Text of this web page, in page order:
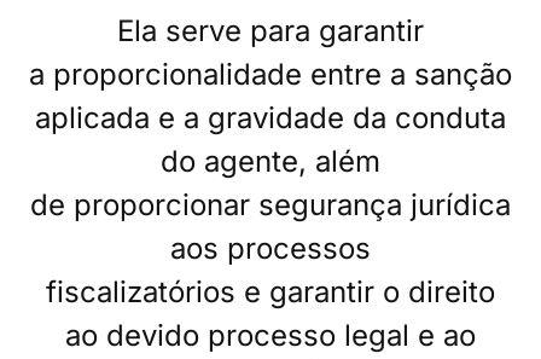
Ela serve para garantir
a proporcionalidade entre a sanção
aplicada e a gravidade da conduta
do agente, além
de proporcionar segurança jurídica
aos processos
fiscalizatórios e garantir o direito
ao devido processo legal e ao